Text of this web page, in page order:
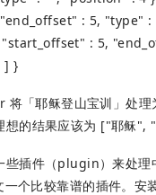
: 5, "type"
: 5,
] }
「耶稣登山宝训」处理
想的结果应该为 ["耶稣", "
些插件（plugin）来处理
一个比较靠谱的插件。安